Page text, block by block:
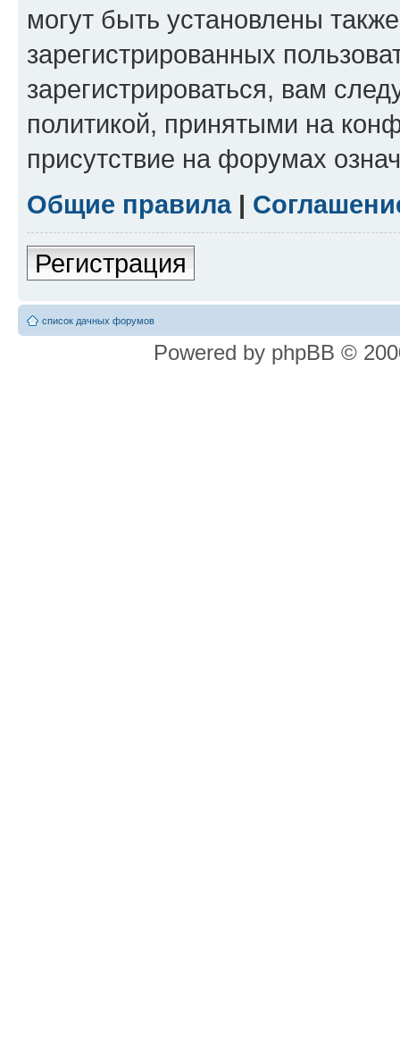
могут быть установлены
зарегистрированных
зарегистрироваться, вам
политикой, принятыми на
присутствие на форумах
Общие правила|
Регистрация
список дачных форумов
Powered by phpBB ©